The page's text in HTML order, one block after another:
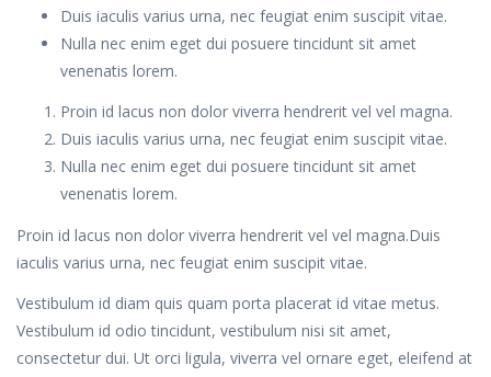
Duis iaculis varius urna, nec feugiat enim suscipit vitae.
Nulla nec enim eget dui posuere tincidunt sit amet
venenatis lorem.
Proin id lacus non dolor viverra hendrerit vel vel magna.
Duis iaculis varius urna, nec feugiat enim suscipit vitae.
Nulla nec enim eget dui posuere tincidunt sit amet
venenatis lorem.
Proin id lacus non dolor viverra hendrerit vel vel magna.Duis
iaculis varius urna, nec feugiat enim suscipit vitae.
Vestibulum id diam quis quam porta placerat id vitae metus.
Vestibulum id odio tincidunt, vestibulum nisi sit amet,
consectetur dui. Ut orci ligula, viverra vel ornare eget, eleifend at